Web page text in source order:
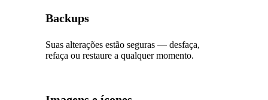
Backups
Suas alterações estão seguras — desfaça,
refaça ou restaure a qualquer momento.